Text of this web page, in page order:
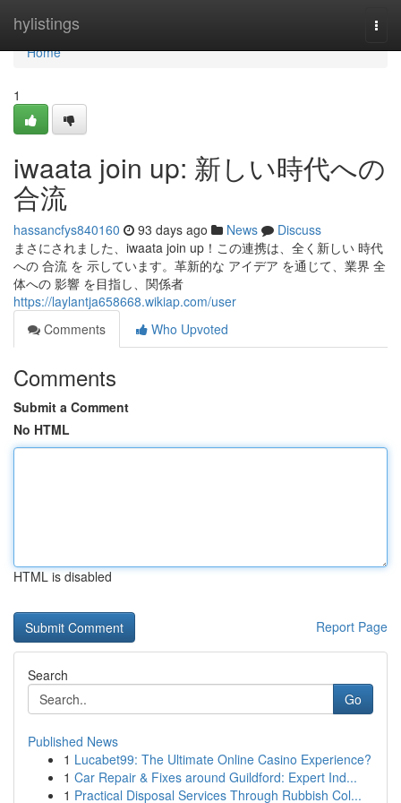
hylistings
Home
Home
1
iwaata join up: 新しい時代への
合流
hassancfys840160 93 days ago News
Discuss
まさにされました、iwaata join up！この連携は、全く新しい 時代
への 合流 を 示しています。革新的な アイデア を通じて、業界 全
体への 影響 を目指し、関係者
https://laylantja658668.wikiap.com/user
Comments
Who Upvoted
Comments
Submit a Comment
No HTML
HTML is disabled
Report Page
Search
Go
Published News
1 Lucabet99: The Ultimate Online Casino Experience?
1 Car Repair & Fixes around Guildford: Expert Ind...
1 Practical Disposal Services Through Rubbish Col...